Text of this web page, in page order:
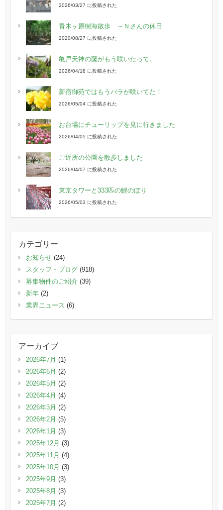
2026/03/27 に投稿された
青木ヶ原樹海散歩 ～Ｎさんの休日
2020/08/27 に投稿された
亀戸天神の藤がもう咲いたって。
2026/04/18 に投稿された
新宿御苑ではもうバラが咲いてた！
2026/05/04 に投稿された
お台場にチューリップを見に行きました
2026/04/05 に投稿された
ご近所の公園を散歩しました
2026/04/07 に投稿された
東京タワーと333匹の鯉のぼり
2026/05/03 に投稿された
カテゴリー
お知らせ(24)
スタッフ・ブログ(918)
募集物件のご紹介 (39)
新年(2)
業界ニュース (6)
アーカイブ
2026年7月 (1)
2026年6月 (2)
2026年5月 (2)
2026年4月 (4)
2026年3月 (2)
2026年2月 (5)
2026年1月 (3)
2025年12月 (3)
2025年11月 (4)
2025年10月 (3)
2025年9月 (3)
2025年8月 (3)
2025年7月 (2)